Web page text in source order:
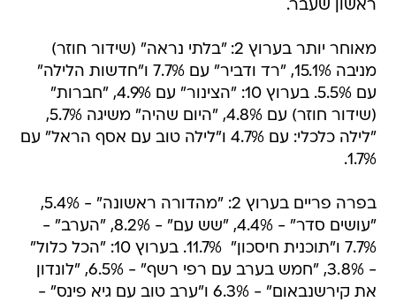
ראשון שעבר.
מאוחר יותר בערוץ 2: "בלתי נראה" (שידור חוזר)
מניבה 15.1%, "רד ודביר" עם 7.7% ו"חדשות הלילה"
עם 5.5%. בערוץ 10: "הצינור" עם 4.9%, "חברות"
(שידור חוזר) עם 4.8%, "היום שהיה" משיגה 5.7%,
"לילה כלכלי: עם 4.7% ו"לילה טוב עם אסף הראל" עם
1.7%.
בפרה פריים בערוץ 2: "מהדורה ראשונה" - 5.4%,
"עושים סדר" - 4.4%, "שש עם" - 8.2%, "הערב" -
7.7% ו"תוכנית חיסכון"  11.7%. בערוץ 10: "הכל כלול"
- 3.8%, "חמש בערב עם רפי רשף" - 6.5%, "לונדון
את קירשנבאום" - 6.3% ו"ערב טוב עם גיא פינס" -